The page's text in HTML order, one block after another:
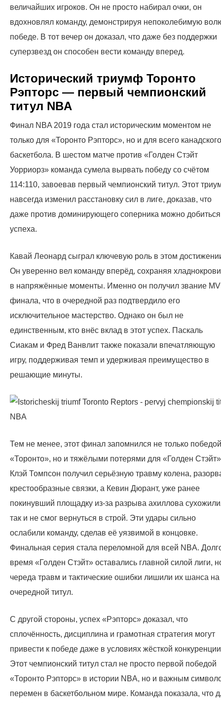
величайших игроков. Он не просто набирал очки, он
вдохновлял команду, демонстрируя непоколебимую
победе. В тот вечер он доказал, что даже без поддержки
суперзвезд он способен вести команду вперед.
Исторический триумф Торонто
Рэпторс — первый чемпионский
титул NBA
Финал NBA 2019 года стал историческим моментом не
только для «Торонто Рэпторс», но и для всего канадского
баскетбола. В шестом матче против «Голден Стэйт
Уорриорз» команда сумела вырвать победу со счётом
114:110, завоевав первый чемпионский титул. Этот
навсегда изменил расстановку сил в лиге, доказав, что
даже против доминирующего соперника можно добиться
успеха.
Кавай Леонард сыграл ключевую роль в этом
Он уверенно вел команду вперёд, сохраняя
в напряжённые моменты. Именно он получил звание
финала, что в очередной раз подтвердило его
исключительное мастерство. Однако он был не
единственным, кто внёс вклад в этот успех. Паскаль
Сиакам и Фред Ванвлит также показали впечатляющую
игру, поддерживая темп и удерживая преимущество в
решающие минуты.
Тем не менее, этот финал запомнился не только победой
«Торонто», но и тяжёлыми потерями для «Голден
Клэй Томпсон получил серьёзную травму колена,
крестообразные связки, а Кевин Дюрант, уже ранее
покинувший площадку из-за разрыва ахиллова
так и не смог вернуться в строй. Эти удары сильно
ослабили команду, сделав её уязвимой в концовке.
Финальная серия стала переломной для всей NBA.
время «Голден Стэйт» оставались главной силой лиги,
череда травм и тактические ошибки лишили их шанса на
очередной титул.
С другой стороны, успех «Рэпторс» доказал, что
сплочённость, дисциплина и грамотная стратегия могут
привести к победе даже в условиях жёсткой
Этот чемпионский титул стал не просто первой победой
«Торонто Рэпторс» в истории NBA, но и важным
перемен в баскетбольном мире. Команда показала, что